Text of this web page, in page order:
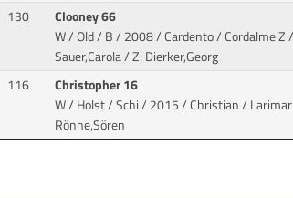
130
Clooney 66
W / Old / B / 2008 / Cardento / Cordalme Z
Sauer,Carola / Z: Dierker,Georg
116
Christopher 16
W / Holst / Schi / 2015 / Christian / Larimar
Rönne,Sören